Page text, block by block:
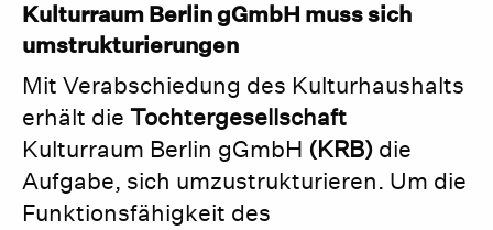
Kulturraum Berlin gGmbH muss sich
umstrukturierungen
Mit Verabschiedung des Kulturhaushalts
erhält die Tochtergesellschaft
Kulturraum Berlin gGmbH (KRB) die
Aufgabe, sich umzustrukturieren. Um die
Funktionsfähigkeit des